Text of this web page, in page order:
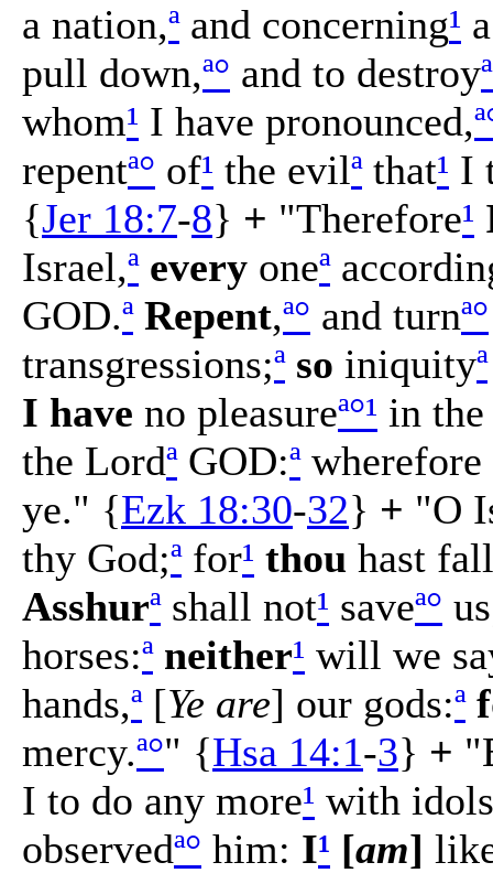
a nation,ªand concerning¹
pull down,ª° and to destroyª
whom¹ I have pronounced,ª
repentª° of¹ the evilªthat¹ I
{Jer 18:7-8} + "Therefore¹
Israel,ª every oneª
GOD.ª Repent,ª° and turnª°
transgressions;ª so iniquityª
I have no pleasureª°¹ in the
the LordªGOD:ªwherefore
ye." {Ezk 18:30-32} + "O
thy God;ªfor¹ thou hast
Asshurªshall not¹ saveª°
horses:ª neither¹ will we
hands,ª[Ye are] our gods:ª
mercy.ª°" {Hsa 14:1-3} +
I to do any more¹ with
observedª° him: I¹ [am]